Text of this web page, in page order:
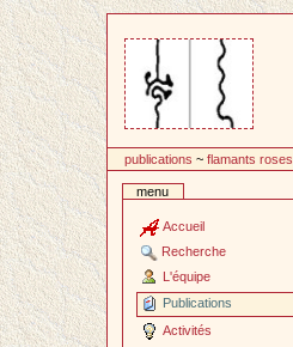
contenu
publications ~flamants roses
menu
Accueil
Recherche
L'équipe
Publications
Activités